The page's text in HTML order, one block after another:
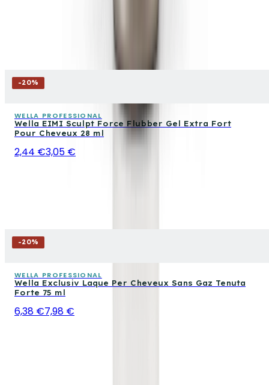
-20%
WELLA PROFESSIONAL
Wella EIMI Sculpt Force Flubber Gel Extra Fort
Pour Cheveux 28 ml
2,44 €3,05 €
-20%
WELLA PROFESSIONAL
Wella Exclusiv Laque Per Cheveux Sans Gaz Tenuta
Forte 75 ml
6,38 €7,98 €